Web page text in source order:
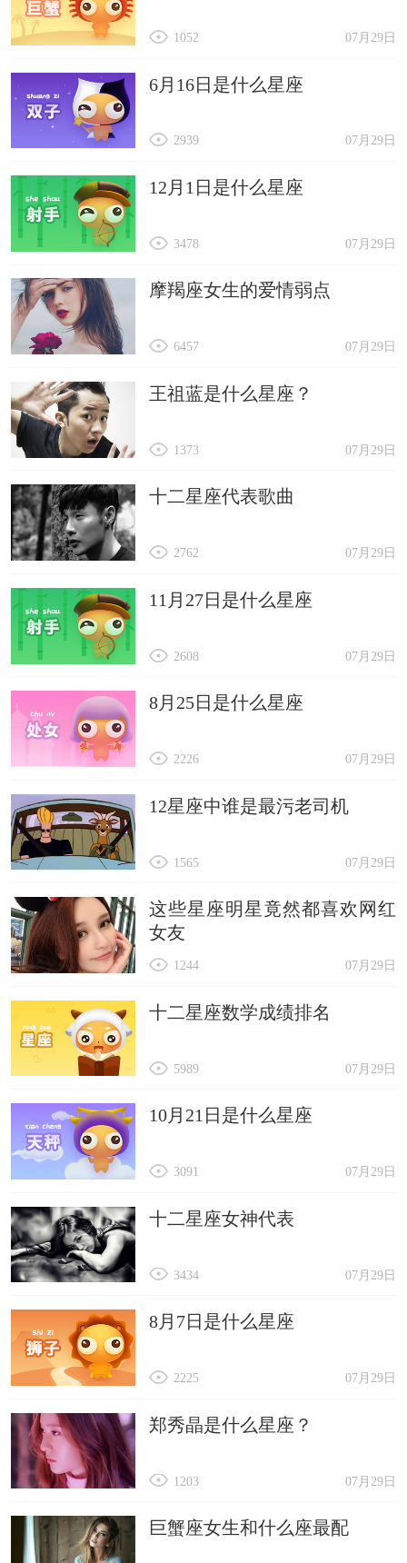
07月29日
1052
6月16日是什么星座
07月29日
2939
12月1日是什么星座
07月29日
3478
摩羯座女生的爱情弱点
07月29日
6457
王祖蓝是什么星座？
07月29日
1373
十二星座代表歌曲
07月29日
2762
11月27日是什么星座
07月29日
2608
8月25日是什么星座
07月29日
2226
12星座中谁是最污老司机
07月29日
1565
这些星座明星竟然都喜欢网红
女友
07月29日
1244
十二星座数学成绩排名
07月29日
5989
10月21日是什么星座
07月29日
3091
十二星座女神代表
07月29日
3434
8月7日是什么星座
07月29日
2225
郑秀晶是什么星座？
07月29日
1203
巨蟹座女生和什么座最配